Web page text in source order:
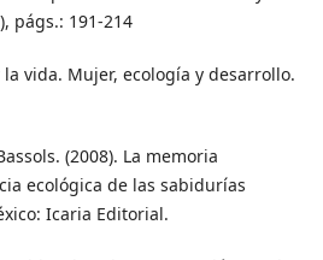
págs.: 191-214
la vida. Mujer, ecología y desarrollo.
(2008). La memoria
ecológica de las sabidurías
Icaria Editorial.